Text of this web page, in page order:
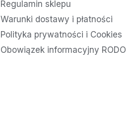
Regulamin sklepu
Warunki dostawy i płatności
Polityka prywatności i Cookies
Obowiązek informacyjny RODO